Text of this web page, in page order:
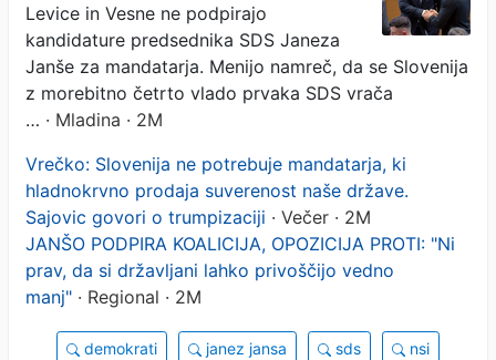
Levice in Vesne ne podpirajo
kandidature predsednika SDS Janeza
Janše za mandatarja. Menijo namreč, da se Slovenija
z morebitno četrto vlado prvaka SDS vrača
… · Mladina · 2M
Vrečko: Slovenija ne potrebuje mandatarja, ki
hladnokrvno prodaja suverenost naše države.
Sajovic govori o trumpizaciji · Večer · 2M
JANŠO PODPIRA KOALICIJA, OPOZICIJA PROTI: "Ni
prav, da si državljani lahko privoščijo vedno
manj" · Regional · 2M
demokrati janez jansa sds nsi